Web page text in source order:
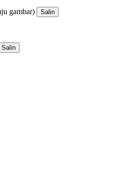
gambar) Salin
Salin